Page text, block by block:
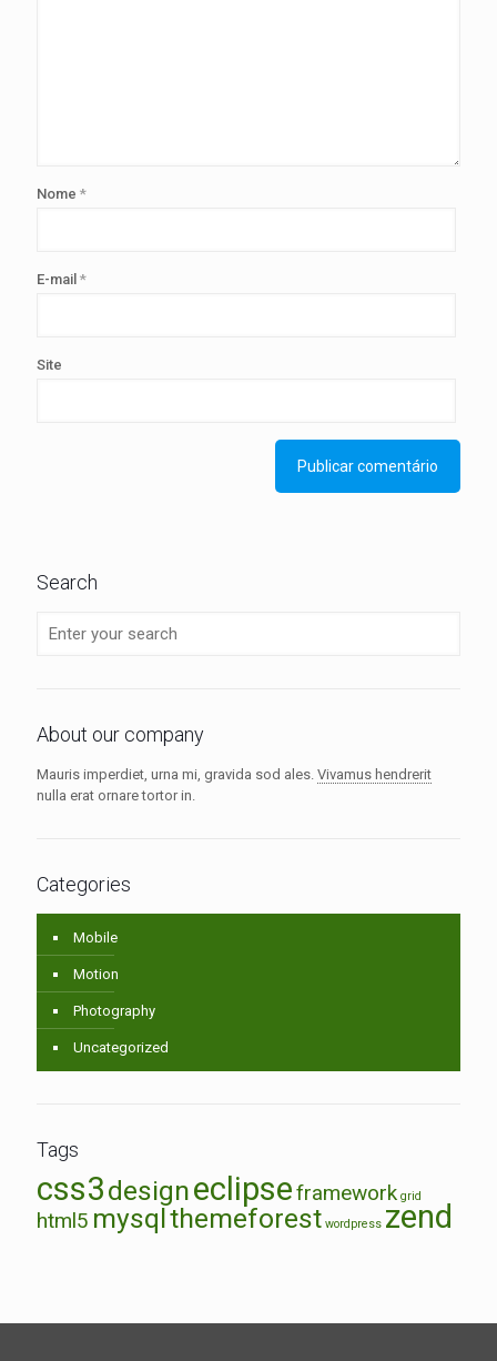
Nome *
E-mail *
Site
Search
About our company
Mauris imperdiet, urna mi, gravida sod ales. Vivamus hendrerit
nulla erat ornare tortor in.
Categories
Mobile
Motion
Photography
Uncategorized
Tags
css3designeclipseframework grid
html5 mysqlthemeforest wordpress zend